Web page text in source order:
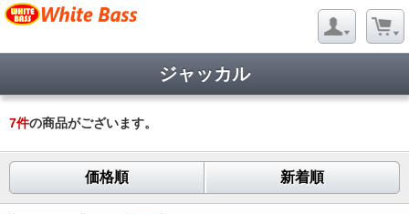
ジャッカル
7件の商品がございます。
価格順 新着順